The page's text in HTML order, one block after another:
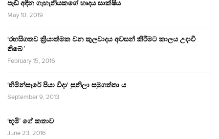
පෑඩ් අඳින ගැහැනියකගේ හෘදය සාක්ෂිය
May 10, 2019
‘රහසිගතව ක්‍රියාත්මක වන කුලවාදය අවසන් කිරීමට කාලය උදාවී
තිබේ.’
February 15, 2016
‘හිමින්සැරේ පියා විදා‘ සුනිලා සමුගත්තා ය.
September 9, 2013
‘භූමි’ ගේ කතාව
June 23, 2016